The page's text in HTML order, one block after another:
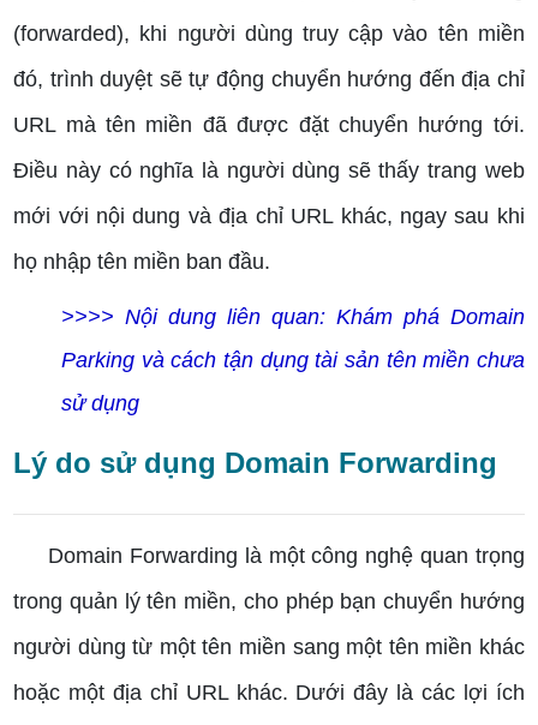
(forwarded), khi người dùng truy cập vào tên miền
đó, trình duyệt sẽ tự động chuyển hướng đến địa chỉ
URL mà tên miền đã được đặt chuyển hướng tới.
Điều này có nghĩa là người dùng sẽ thấy trang web
mới với nội dung và địa chỉ URL khác, ngay sau khi
họ nhập tên miền ban đầu.
>>>> Nội dung liên quan: Khám phá Domain
Parking và cách tận dụng tài sản tên miền chưa
sử dụng
Lý do sử dụng Domain Forwarding
Domain Forwarding là một công nghệ quan trọng
trong quản lý tên miền, cho phép bạn chuyển hướng
người dùng từ một tên miền sang một tên miền khác
hoặc một địa chỉ URL khác. Dưới đây là các lợi ích